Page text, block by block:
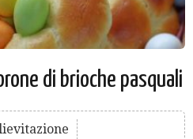
di brioche pasquali